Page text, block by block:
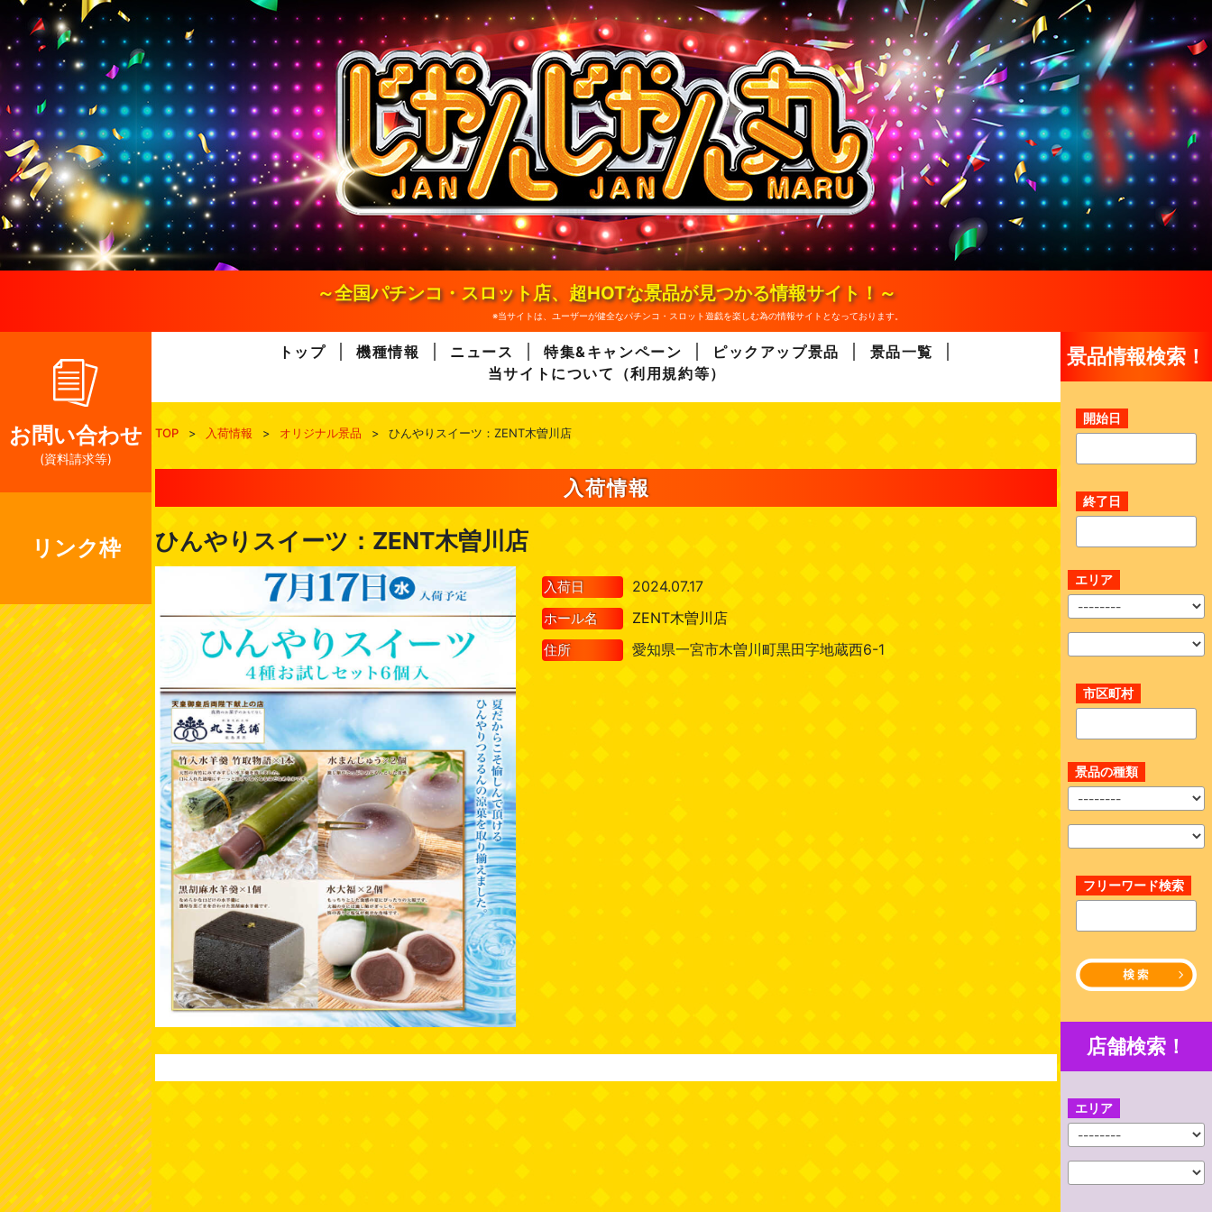
n
e
n
～全国パチンコ・スロット店、超HOTな景品が見つかる情報サイト！～
※当サイトは、ユーザーが健全なパチンコ・スロット遊戯を楽しむ為の情報サイトとなっております。
お問い合わせ
(資料請求等)
リンク枠
トップ 機種情報 ニュース 特集&キャンペーン ピックアップ景品
景品一覧
当サイトについて（利用規約等）
TOP > 入荷情報 > オリジナル景品 > ひんやりスイーツ：ZENT木曽川店
入荷情報
ひんやりスイーツ：ZENT木曽川店
入荷日 2024.07.17
ホール名 ZENT木曽川店
住所 愛知県一宮市木曽川町黒田字地蔵西6-1
景品情報検索！
開始日
終了日
エリア
市区町村
景品の種類
フリーワード検索
店舗検索！
エリア